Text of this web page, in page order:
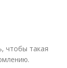
чтобы такая